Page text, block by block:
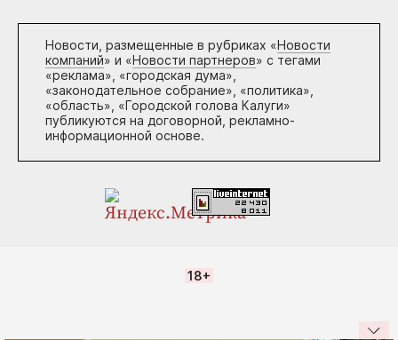
Новости, размещенные в рубриках «Новости
компаний» и «Новости партнеров» с тегами
«реклама», «городская дума»,
«законодательное собрание», «политика»,
«область», «Городской голова Калуги»
публикуются на договорной, рекламно-
информационной основе.
18+